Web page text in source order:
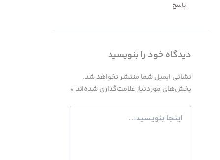
پاسخ
دیدگاه‌ خود را بنویسید
نشانی ایمیل شما منتشر نخواهد شد.
بخش‌های موردنیاز علامت‌گذاری شده‌اند *
اینجا
بنویسید…